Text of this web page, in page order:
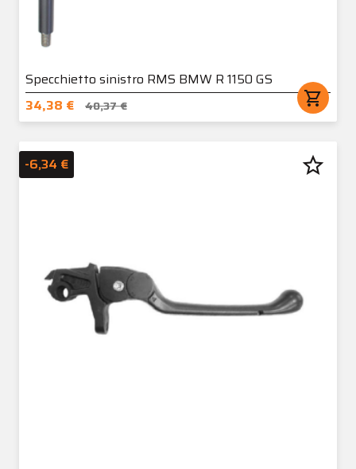
Specchietto sinistro RMS BMW R 1150 GS
34,38 €
40,37 € shopping_cart
-6,34 € star_border